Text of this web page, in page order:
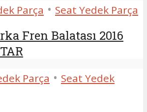
Parça • Seat Yedek Parça
Fren Balatası 2016
Parça • Seat Yedek